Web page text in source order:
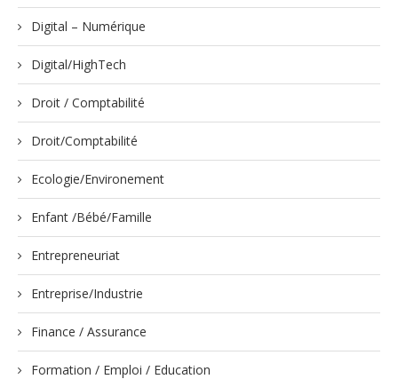
Digital – Numérique
Digital/HighTech
Droit / Comptabilité
Droit/Comptabilité
Ecologie/Environement
Enfant /Bébé/Famille
Entrepreneuriat
Entreprise/Industrie
Finance / Assurance
Formation / Emploi / Education